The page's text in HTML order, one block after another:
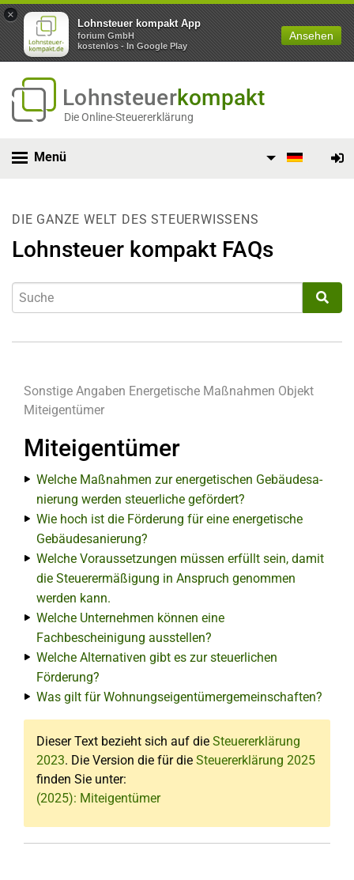
×
Lohnsteuer kompakt App
forium GmbH
kostenlos - In Google Play
Ansehen
Lohnsteuerkompakt
Die Online-Steuererklärung
Menü
DIE GANZE WELT DES STEUERWISSENS
Lohnsteuer kompakt FAQs
Sonstige Angaben Energetische Maßnahmen Objekt
Miteigentümer
Miteigentümer
Welche Maßnahmen zur ener­ge­ti­schen Ge­bäu­des­a­
nie­run­g werden steu­er­li­che gefördert?
Wie hoch ist die Förderung für eine energetische
Gebäudesanierung?
Welche Voraussetzungen müssen erfüllt sein, damit
die Steuerermäßigung in Anspruch genommen
werden kann.
Welche Unternehmen können eine
Fachbescheinigung ausstellen?
Welche Alternativen gibt es zur steuerlichen
Förderung?
Was gilt für Wohnungseigentümergemeinschaften?
Dieser Text bezieht sich auf die Steuererklärung
2023. Die Version die für die Steuererklärung 2025
finden Sie unter:
(2025): Miteigentümer